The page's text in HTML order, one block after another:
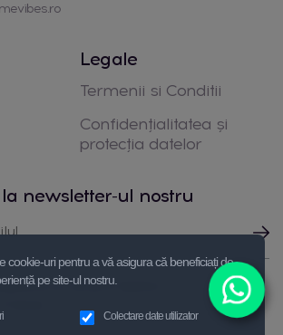
Legale
Termenii si Conditii
Confidențialitatea și
protecția datelor
newsletter-ul nostru
cu noi prin telefon
cookie-uri pentru a vă asigura că beneficiați de
pe site-ul nostru.
Colectare date utilizator